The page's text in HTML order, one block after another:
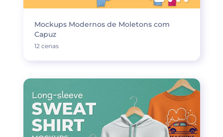
Mockups Modernos de Moletons com
Capuz
12 cenas